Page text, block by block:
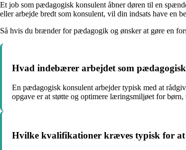
Et job som pædagogisk konsulent åbner døren til en
eller arbejde bredt som konsulent, vil din indsats have en
Så hvis du brænder for pædagogik og ønsker at gøre en
Hvad indebærer arbejdet som
En pædagogisk konsulent arbejder typisk med at
opgave er at støtte og optimere læringsmiljøet for børn,
Hvilke kvalifikationer kræves typisk for